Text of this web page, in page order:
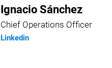
Ignacio Sánchez
Chief Operations Officer
Linkedin